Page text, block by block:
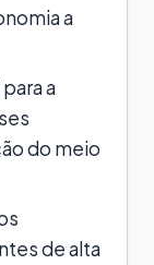
a
a
do meio
de alta